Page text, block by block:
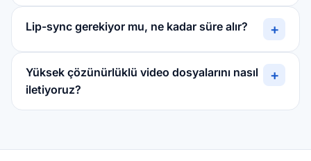
Lip-sync gerekiyor mu, ne kadar süre alır? +
Yüksek çözünürlüklü video dosyalarını nasıl
iletiyoruz?
+